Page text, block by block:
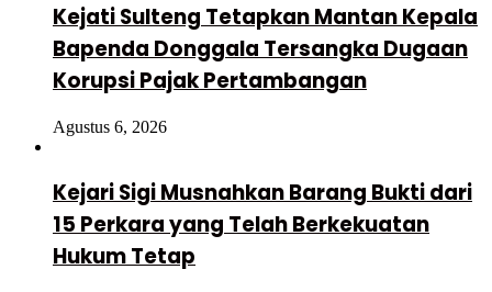
Kejati Sulteng Tetapkan Mantan Kepala
Bapenda Donggala Tersangka Dugaan
Korupsi Pajak Pertambangan
Agustus 6, 2026
Kejari Sigi Musnahkan Barang Bukti dari
15 Perkara yang Telah Berkekuatan
Hukum Tetap